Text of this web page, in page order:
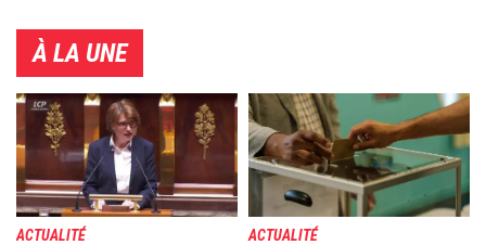
À LA UNE
Image
ACTUALITÉ
Image
ACTUALITÉ